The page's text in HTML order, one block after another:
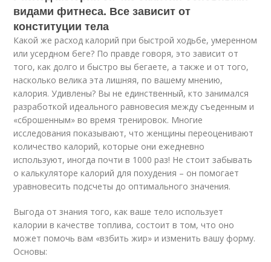
видами фитнеса. Все зависит от
конституции тела
Какой же расход калорий при быстрой ходьбе, умеренном
или усердном беге? По правде говоря, это зависит от
того, как долго и быстро вы бегаете, а также и от того,
насколько велика эта лишняя, по вашему мнению,
калория. Удивлены? Вы не единственный, кто занимался
разработкой идеального равновесия между съеденным и
«сброшенным» во время тренировок. Многие
исследования показывают, что женщины переоценивают
количество калорий, которые они ежедневно
используют, иногда почти в 1000 раз! Не стоит забывать
о калькуляторе калорий для похудения – он помогает
уравновесить подсчеты до оптимального значения.
Выгода от знания того, как ваше тело использует
калории в качестве топлива, состоит в том, что оно
может помочь вам «взбить жир» и изменить вашу форму.
Основы: